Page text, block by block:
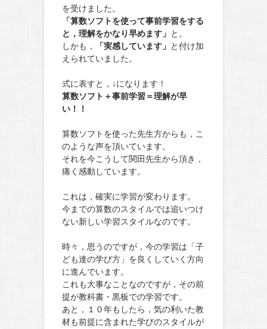
を受けました。
「算数ソフトを使って事前学習をする
と，理解をかなり早めます」 と。
しかも，
「実感しています」 と付け加
えられていました。
式に表すと，↓になります！
算数ソフト＋事前学習＝理解が早
い！！
算数ソフトを使った先生方からも，こ
のような声を頂いています。
それを今こうして関田先生から頂き，
痛く感動しています。
これは，確実に学習が変わります。
今までの算数のスタイルでは追いつけ
ない新しい学習スタイルなのです。
時々，思うのですが，今の学習は「子
ども達の学び方」を良くしていく方向
に進んでいます。
これも大事なことなのですが，その前
提が教科書・黒板での学習です。
あと，１０年もしたら，気の利いた教
材も前提に含まれた学びのスタイルが